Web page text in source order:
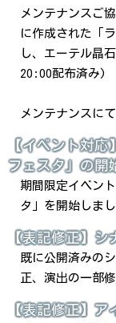
メンテナンスご
に作成された「
し、エーテル晶
20:00配布済み)
メンテナンスに
【イベント対
フェスタ」の開
期間限定イベン
タ」を開始しまし
【表記修正】シ
既に公開済みの
正、演出の一部
【表記修正】ア